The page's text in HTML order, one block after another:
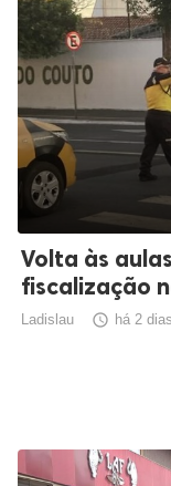
Volta às
fiscalização
Ladislau  há 2 dias